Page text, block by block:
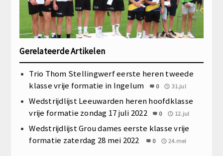
Gerelateerde Artikelen
Trio Thom Stellingwerf eerste heren tweede
klasse vrije formatie in Ingelum
0 31.jul
Wedstrijdlijst Leeuwarden heren hoofdklasse
vrije formatie zondag 17 juli 2022
0 12.jul
Wedstrijdlijst Grou dames eerste klasse vrije
formatie zaterdag 28 mei 2022
0 24.mei